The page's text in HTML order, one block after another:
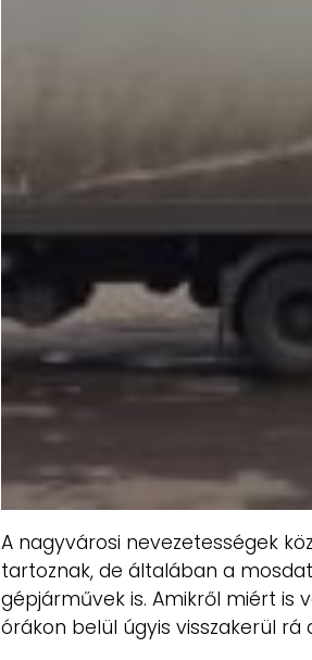
A nagyvárosi nevezetességek
tartoznak, de általában a
gépjárművek is. Amikről miért is
órákon belül úgyis visszakerül rá